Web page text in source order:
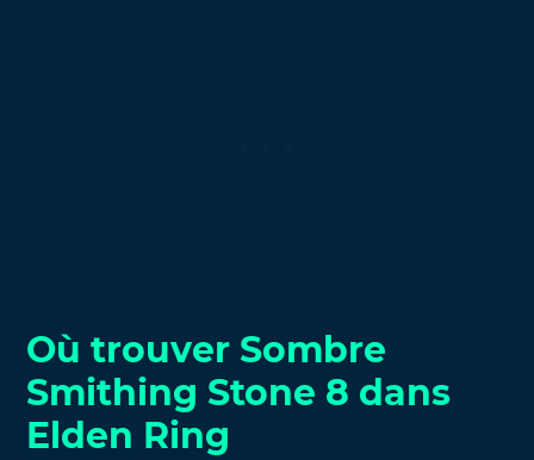
Où trouver Sombre
Smithing Stone 8 dans
Elden Ring